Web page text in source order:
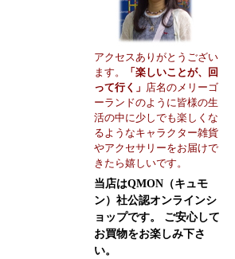
アクセスありがとうござい
ます。
「楽しいことが、回
って行く」 店名のメリーゴ
ーランドのように皆様の生
活の中に少しでも楽しくな
るようなキャラクター雑貨
やアクセサリーをお届けで
きたら嬉しいです。
当店はQMON（キュモ
ン）社公認オンラインシ
ョップです。 ご安心して
お買物をお楽しみ下さ
い。